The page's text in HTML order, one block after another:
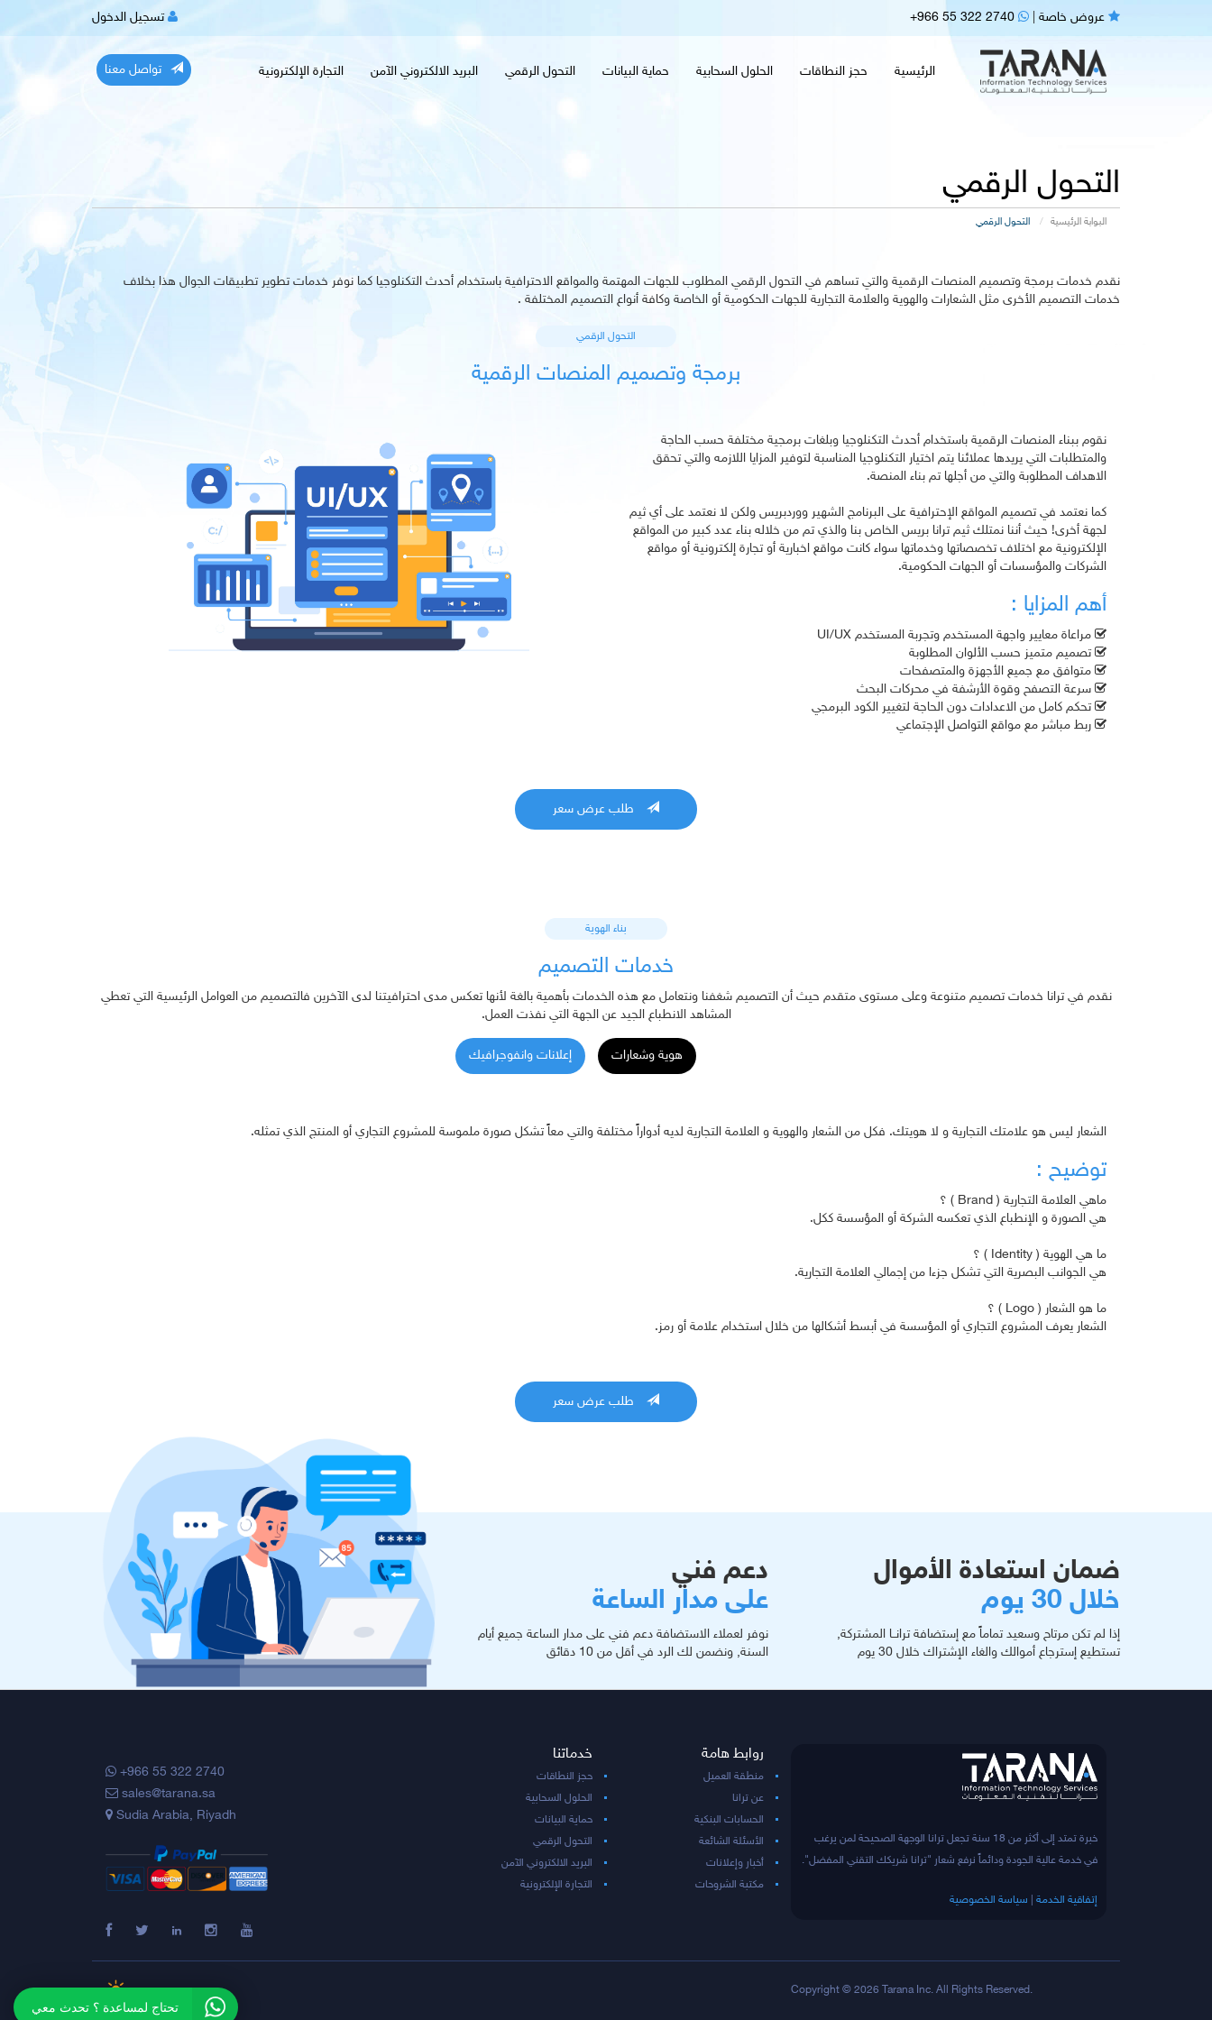
تسجيل الدخول +966 55 322 2740
الرئيسية حجز النطاقات الحلول السحابية حماية البيانات التحول الرقمي البريد الالكتروني الآمن التجارة الإلكترونية تواصل معنا
التحول الرقمي
البوابة الرئيسية التحول الرقمي
نقدم خدمات برمجة وتصميم المنصات الرقمية والتي تساهم في التحول الرقمي المطلوب للجهات المهتمة والمواقع الاحترافية باستخدام أحدث التكنلوجيا كما نوفر خدمات تطوير تطبيقات الجوال هذا بخلاف
خدمات التصميم الأخرى مثل الشعارات والهوية والعلامة التجارية للجهات الحكومية أو الخاصة وكافة أنواع التصميم المختلفة .
التحول الرقمي
برمجة وتصميم المنصات الرقمية
نقوم ببناء المنصات الرقمية باستخدام أحدث التكنلوجيا وبلغات برمجية مختلفة حسب الحاجة
والمتطلبات التي يريدها عملائنا يتم اختيار التكنلوجيا المناسبة لتوفير المزايا اللازمه والتي تحقق
الاهداف المطلوبة والتي من أجلها تم بناء المنصة.
كما نعتمد في تصميم المواقع الإحترافية على البرنامج الشهير ووردبريس ولكن لا نعتمد على أي ثيم
لجهة أخرى! حيث أننا نمتلك ثيم ترانا بريس الخاص بنا والذي تم من خلاله بناء عدد كبير من المواقع
الإلكترونية مع اختلاف تخصصاتها وخدماتها سواء كانت مواقع اخبارية أو تجارة إلكترونية أو مواقع
الشركات والمؤسسات أو الجهات الحكومية.
أهم المزايا :
مراعاة معايير واجهة المستخدم وتجربة المستخدم UI/UX
تصميم متميز حسب الألوان المطلوبة
متوافق مع جميع الأجهزة والمتصفحات
سرعة التصفح وقوة الأرشفة في محركات البحث
تحكم كامل من الاعدادات دون الحاجة لتغيير الكود البرمجي
ربط مباشر مع مواقع التواصل الإجتماعي
طلب عرض سعر
بناء الهوية
خدمات التصميم
نقدم في ترانا خدمات تصميم متنوعة وعلى مستوى متقدم حيث أن التصميم شغفنا ونتعامل مع هذه الخدمات بأهمية بالغة لأنها تعكس مدى احترافيتنا لدى الآخرين فالتصميم من العوامل الرئيسية التي تعطي
المشاهد الانطباع الجيد عن الجهة التي نفذت العمل.
هوية وشعارات إعلانات وانفوجرافيك
الشعار ليس هو علامتك التجارية و لا هويتك. فكل من الشعار والهوية و العلامة التجارية لديه أدواراً مختلفة والتي معاً تشكل صورة ملموسة للمشروع التجاري أو المنتج الذي تمثله.
توضيح :
ماهي العلامة التجارية ( Brand ) ؟
هي الصورة و الإنطباع الذي تعكسه الشركة أو المؤسسة ككل.
ما هي الهوية ( Identity ) ؟
هي الجوانب البصرية التي تشكل جزءا من إجمالي العلامة التجارية.
ما هو الشعار ( Logo ) ؟
الشعار يعرف المشروع التجاري أو المؤسسة في أبسط أشكالها من خلال استخدام علامة أو رمز.
طلب عرض سعر
دعم فني
على مدار الساعة
نوفر لعملاء الاستضافة دعم فني على مدار الساعة جميع أيام
السنة, ونضمن لك الرد في أقل من 10 دقائق
ضمان استعادة الأموال
خلال 30 يوم
إذا لم تكن مرتاح وسعيد تماماً مع إستضافة ترانــا المشتركة,
تستطيع إسترجاع أموالك والغاء الإشتراك خلال 30 يوم
خبرة تمتد إلى أكثر من 18 سنة تجعل ترانا الوجهة الصحيحة لمن يرغب
في خدمة عالية الجودة ودائماً نرفع شعار "ترانا شريكك التقني المفضل".
إتفاقية الخدمة سياسة الخصوصية
روابط هامة
منطقة العميل
عن ترانا
الحسابات البنكية
الأسئلة الشائعة
أخبار وإعلانات
مكتبة الشروحات
خدماتنا
حجز النطاقات
الحلول السحابية
حماية البيانات
التحول الرقمي
البريد الالكتروني الآمن
التجارة الإلكترونية
+966 55 322 2740
sales@tarana.sa
Sudia Arabia, Riyadh
Copyright © 2026 Tarana Inc. All Rights Reserved.
تحتاج لمساعدة ؟ تحدث معي